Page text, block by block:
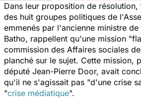
Dans leur proposition de résolution,
des huit groupes politiques de
emmenés par l'ancienne ministre
Batho, rappellent qu'une mission
commission des Affaires sociales
planché sur le sujet. Cette mission,
député Jean-Pierre Door, avait
qu'il ne s'agissait pas "d'une crise
"crise médiatique".